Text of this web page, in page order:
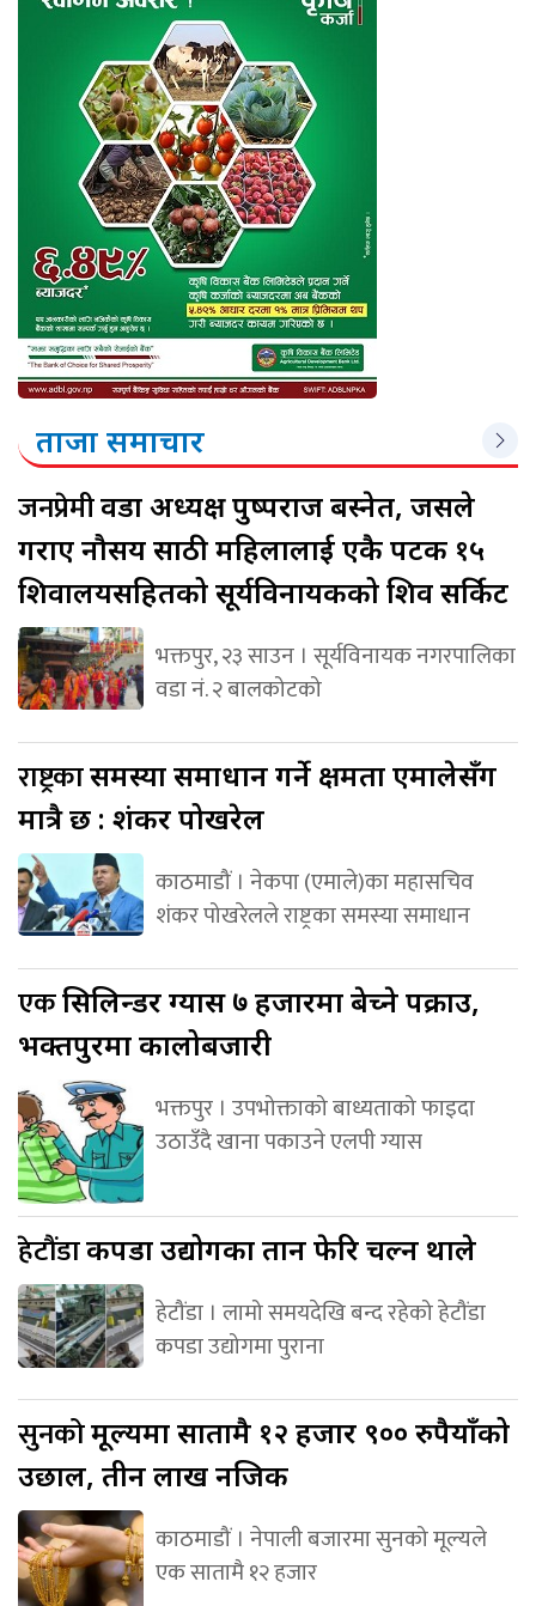
ताजा समाचार
जनप्रेमीवडा अध्यक्ष पुष्पराज बस्नेत, जसले
गराए नौसय साठी महिलालाई एकै पटक १५
शिवालयसहितको सूर्यविनायकको शिव सर्किट
भक्तपुर, २३ साउन । सूर्यविनायक नगरपालिका
वडा नं. २ बालकोटको
राष्ट्रकासमस्या समाधान गर्ने क्षमता एमालेसँग
मात्रै छ : शंकर पोखरेल
काठमाडौं । नेकपा (एमाले)का महासचिव
शंकर पोखरेलले राष्ट्रका समस्या समाधान
एकसिलिन्डर ग्यास ७ हजारमा बेच्ने पक्राउ,
भक्तपुरमा कालोबजारी
भक्तपुर । उपभोक्ताको बाध्यताको फाइदा
उठाउँदै खाना पकाउने एलपी ग्यास
हेटौंडाकपडा उद्योगका तान फेरि चल्न थाले
हेटौंडा । लामो समयदेखि बन्द रहेको हेटौंडा
कपडा उद्योगमा पुराना
सुनकोमूल्यमा सातामै १२ हजार ९०० रुपैयाँको
उछाल, तीन लाख नजिक
काठमाडौं । नेपाली बजारमा सुनको मूल्यले
एक सातामै १२ हजार